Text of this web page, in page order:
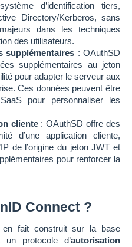
d’identification tiers,
Directory/Kerberos, sans
dans les techniques
des utilisateurs.
supplémentaires : OAuthSD
supplémentaires au jeton
pour adapter le serveur aux
Ces données peuvent être
pour personnaliser les
cliente: OAuthSD offre des
d’une application cliente,
de l’origine du jeton JWT et
pour renforcer la
Connect ?
fait construit sur la base
protocole d’autorisation